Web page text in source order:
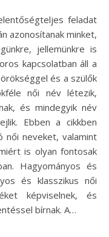
azonosítanak minket,
jellemünkre is
kapcsolatban áll a
és a szülők
női név létezik,
és mindegyik név
Ebben a cikkben
női neveket, valamint
is olyan fontosak
Hagyományos és
és klasszikus női
képviselnek, és
bírnak. A…